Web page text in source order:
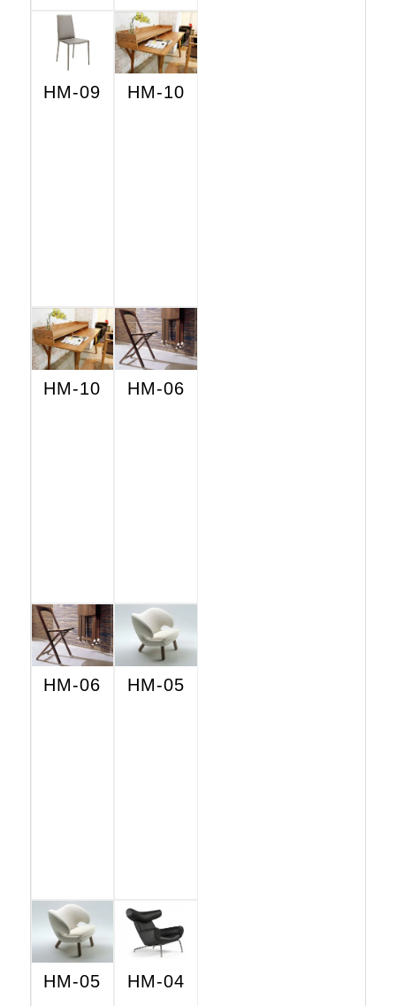
HM-09 HM-10
HM-10 HM-06
HM-06 HM-05
HM-05 HM-04